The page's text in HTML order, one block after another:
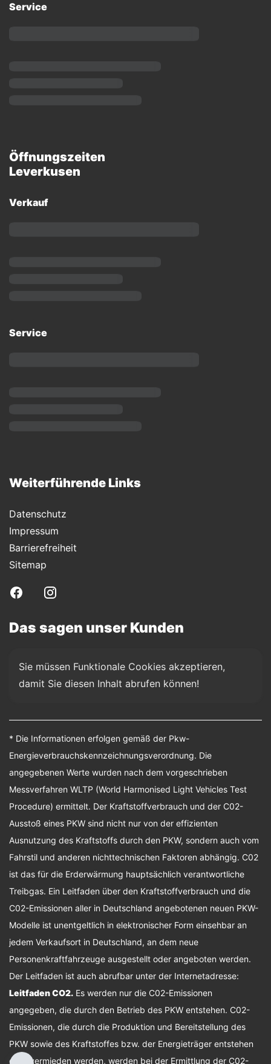
Service
Öffnungszeiten
Leverkusen
Verkauf
Service
Weiterführende Links
Datenschutz
Impressum
Barrierefreiheit
Sitemap
Das sagen unser Kunden
Sie müssen Funktionale Cookies akzeptieren,
damit Sie diesen Inhalt abrufen können!
* Die Informationen erfolgen gemäß der Pkw-
Energieverbrauchskennzeichnungsverordnung. Die
angegebenen Werte wurden nach dem vorgeschrieben
Messverfahren WLTP (World Harmonised Light Vehicles Test
Procedure) ermittelt. Der Kraftstoffverbrauch und der C02-
Ausstoß eines PKW sind nicht nur von der effizienten
Ausnutzung des Kraftstoffs durch den PKW, sondern auch vom
Fahrstil und anderen nichttechnischen Faktoren abhängig. C02
ist das für die Erderwärmung hauptsächlich verantwortliche
Treibgas. Ein Leitfaden über den Kraftstoffverbrauch und die
C02-Emissionen aller in Deutschland angebotenen neuen PKW-
Modelle ist unentgeltlich in elektronischer Form einsehbar an
jedem Verkaufsort in Deutschland, an dem neue
Personenkraftfahrzeuge ausgestellt oder angeboten werden.
Der Leitfaden ist auch abrufbar unter der Internetadresse:
Leitfaden CO2. Es werden nur die C02-Emissionen
angegeben, die durch den Betrieb des PKW entstehen. C02-
Emissionen, die durch die Produktion und Bereitstellung des
PKW sowie des Kraftstoffes bzw. der Energieträger entstehen
oder vermieden werden, werden bei der Ermittlung der C02-